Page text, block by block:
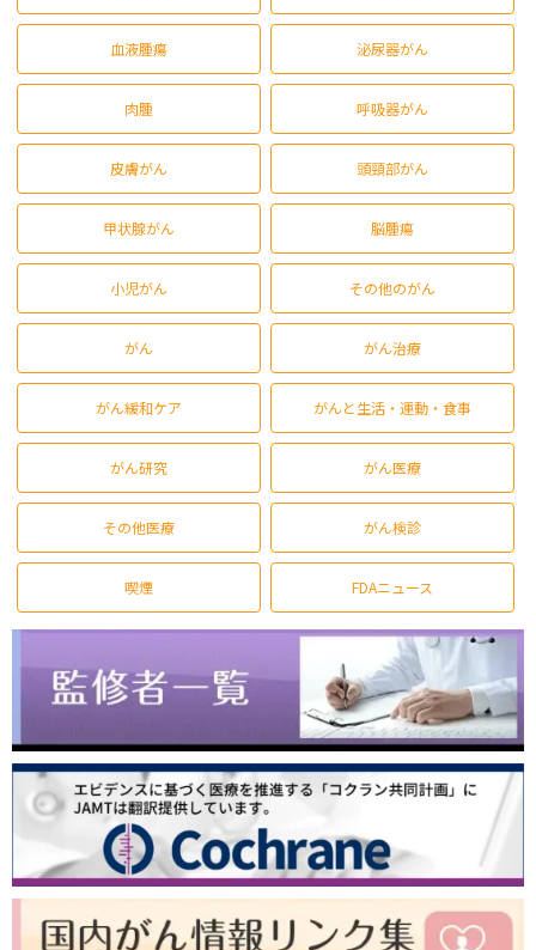
血液腫瘍 泌尿器がん
肉腫 呼吸器がん
皮膚がん 頭頸部がん
甲状腺がん 脳腫瘍
小児がん その他のがん
がん がん治療
がん緩和ケア がんと生活・運動・食事
がん研究 がん医療
その他医療 がん検診
喫煙 FDAニュース